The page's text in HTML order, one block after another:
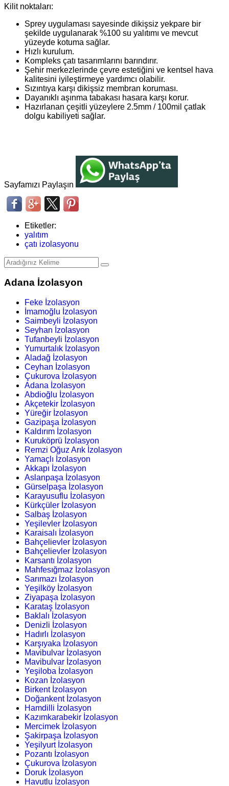
Kilit noktaları:
Sprey uygulaması sayesinde dikişsiz yekpare bir
şekilde uygulanarak %100 su yalıtımı ve mevcut
yüzeyde kotuma sağlar.
Hızlı kurulum.
Kompleks çatı tasarımlarını barındırır.
Şehir merkezlerinde çevre estetiğini ve kentsel hava
kalitesini iyileştirmeye yardımcı olabilir.
Sızıntıya karşı dikişsiz membran koruması.
Dayanıklı aşınma tabakası hasara karşı korur.
Hazırlanan çeşitli yüzeylere 2.5mm / 100mil çatlak
dolgu kabiliyeti sağlar.
Sayfamızı Paylaşın
Etiketler:
yalıtım
çatı izolasyonu
Adana İzolasyon
Feke İzolasyon
İmamoğlu İzolasyon
Saimbeyli İzolasyon
Seyhan İzolasyon
Tufanbeyli İzolasyon
Yumurtalık İzolasyon
Aladağ İzolasyon
Ceyhan İzolasyon
Çukurova İzolasyon
Adana İzolasyon
Abdioğlu İzolasyon
Akçetekir İzolasyon
Yüreğir İzolasyon
Gazipaşa İzolasyon
Kaldırım İzolasyon
Kuruköprü İzolasyon
Remzi Oğuz Arık İzolasyon
Yamaçlı İzolasyon
Akkapı İzolasyon
Aslanpaşa İzolasyon
Gürselpaşa İzolasyon
Karayusuflu İzolasyon
Kürkçüler İzolasyon
Salbaş İzolasyon
Yeşilevler İzolasyon
Karaisalı İzolasyon
Bahçelievler İzolasyon
Bahçelievler İzolasyon
Karsantı İzolasyon
Mahfesığmaz İzolasyon
Sarımazı İzolasyon
Yeşilköy İzolasyon
Ziyapaşa İzolasyon
Karataş İzolasyon
Baklalı İzolasyon
Denizli İzolasyon
Hadırlı İzolasyon
Karşıyaka İzolasyon
Mavibulvar İzolasyon
Mavibulvar İzolasyon
Yeşiloba İzolasyon
Kozan İzolasyon
Birkent İzolasyon
Doğankent İzolasyon
Hamdilli İzolasyon
Kazımkarabekir İzolasyon
Mercimek İzolasyon
Şakirpaşa İzolasyon
Yeşilyurt İzolasyon
Pozantı İzolasyon
Çukurova İzolasyon
Doruk İzolasyon
Havutlu İzolasyon